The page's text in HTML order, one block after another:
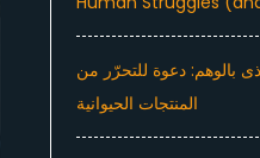
بالوهم: دعوة للتحرّر من
المنتجات الحيوانية